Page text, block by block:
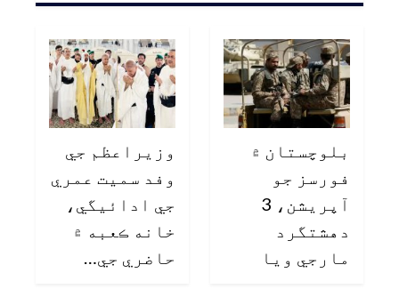
بلوچستان ۾
فورسز جو
آپريشن، 3
دهشتگرد
مارجي ويا
وزيراعظم جي
وفد سميت عمري
جي ادائيگي،
خانه ڪعبه ۾
حاضري جي…